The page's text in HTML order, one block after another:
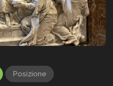
Posizione